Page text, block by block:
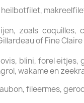
zoals coquilles,
of Fine
blini, forel
wakame en
fileermes,